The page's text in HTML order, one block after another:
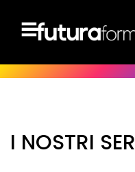
I NOSTRI